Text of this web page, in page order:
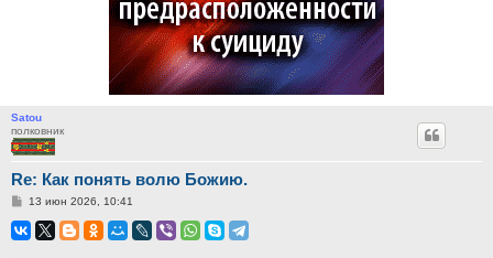
Satou
полковник
Re: Как понять волю Божию.
Сообщение
13 июн 2026, 10:41